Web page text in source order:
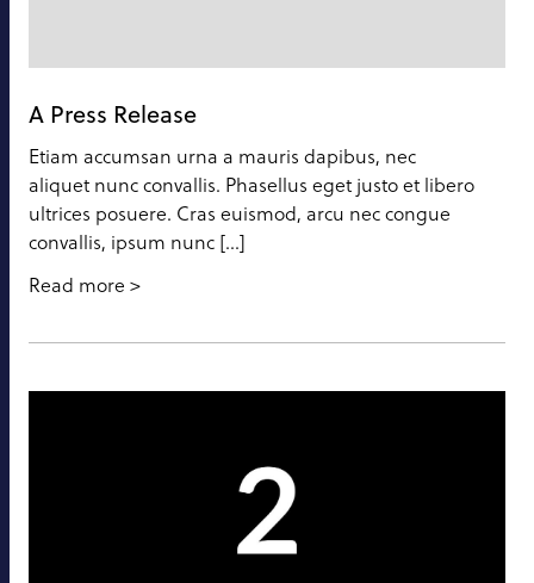
A Press Release
Etiam accumsan urna a mauris dapibus, nec
aliquet nunc convallis. Phasellus eget justo et libero
ultrices posuere. Cras euismod, arcu nec congue
convallis, ipsum nunc […]
Read more